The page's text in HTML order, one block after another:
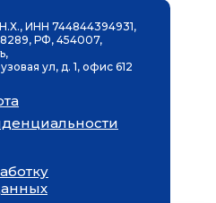
ИНН 744844394931,
РФ, 454007,
ул, д. 1, офис 612